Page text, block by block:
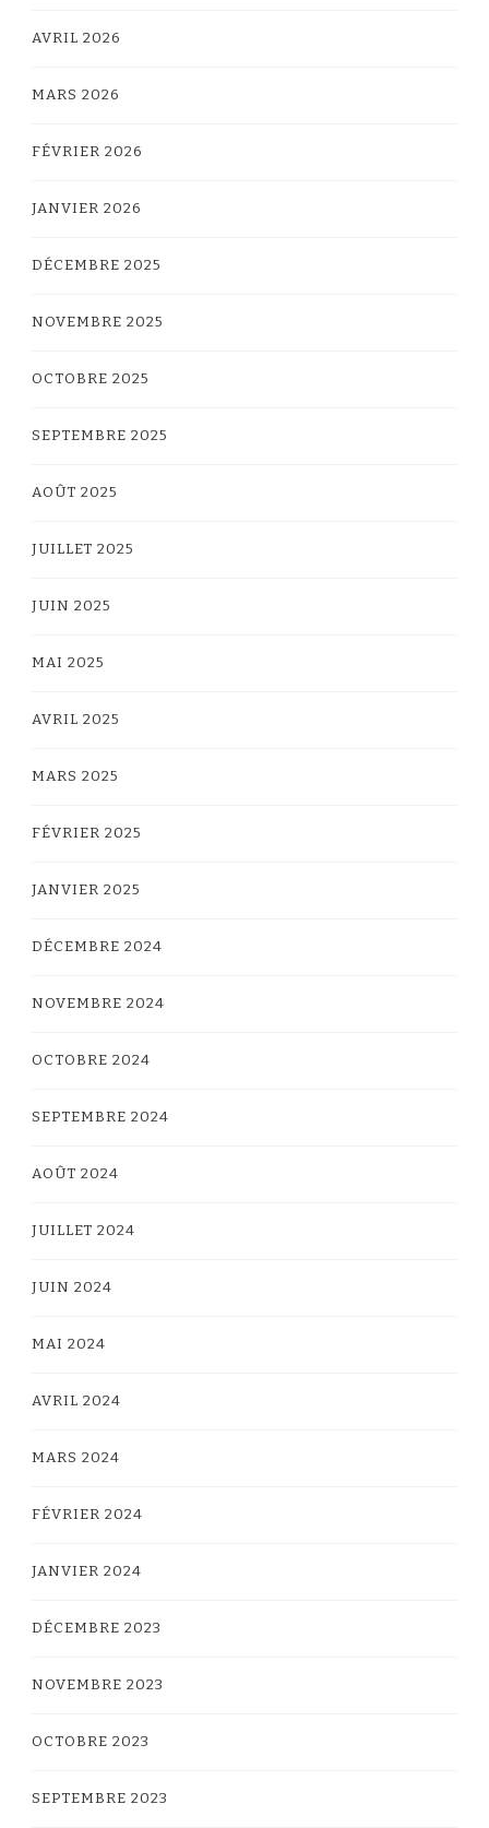
AVRIL 2026
MARS 2026
FÉVRIER 2026
JANVIER 2026
DÉCEMBRE 2025
NOVEMBRE 2025
OCTOBRE 2025
SEPTEMBRE 2025
AOÛT 2025
JUILLET 2025
JUIN 2025
MAI 2025
AVRIL 2025
MARS 2025
FÉVRIER 2025
JANVIER 2025
DÉCEMBRE 2024
NOVEMBRE 2024
OCTOBRE 2024
SEPTEMBRE 2024
AOÛT 2024
JUILLET 2024
JUIN 2024
MAI 2024
AVRIL 2024
MARS 2024
FÉVRIER 2024
JANVIER 2024
DÉCEMBRE 2023
NOVEMBRE 2023
OCTOBRE 2023
SEPTEMBRE 2023